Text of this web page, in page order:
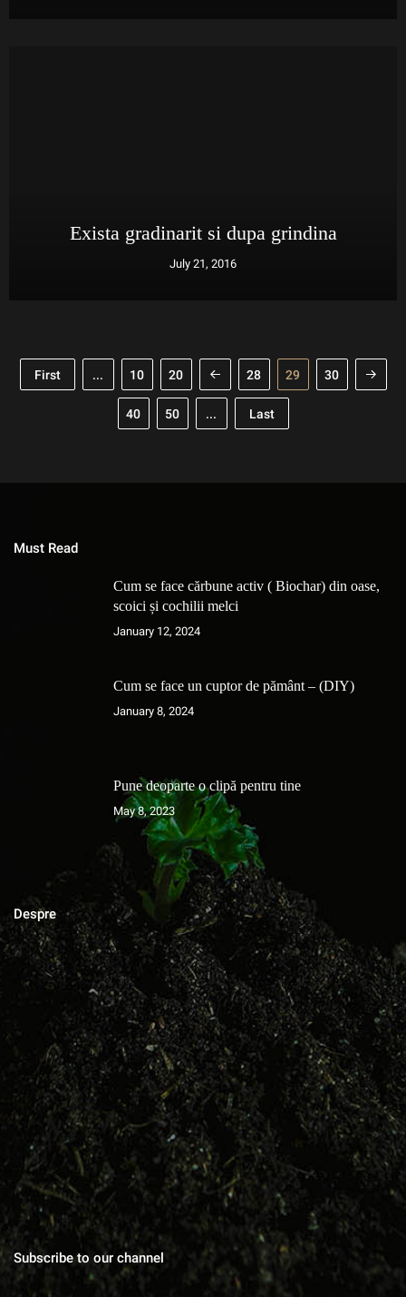
Exista gradinarit si dupa grindina
July 21, 2016
First ... 10 20 28 29 30
40 50 ... Last
Must Read
Cum se face cărbune activ ( Biochar) din oase,
scoici și cochilii melci
January 12, 2024
Cum se face un cuptor de pământ – (DIY)
January 8, 2024
Pune deoparte o clipă pentru tine
May 8, 2023
Despre
MAGAZINUL DE ACASA
Blog cu zeci de sfaturi pentru grădinărit bio, rețete pentru toate
gusturile, povești de viata, trucuri în gospodărie, cuvinte pentru
suflet.
Subscribe to our channel